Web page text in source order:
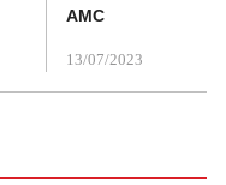
AMC
13/07/2023